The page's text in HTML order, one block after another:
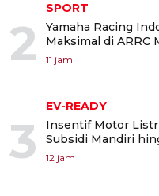
2
SPORT
Yamaha Racing
Maksimal di ARRC
11 jam
3
EV-READY
Insentif Motor
Subsidi Mandiri
12 jam